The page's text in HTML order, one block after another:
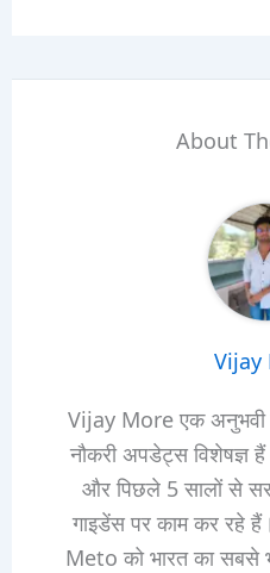
About
Vijay
Vijay More एक अनुभवी
नौकरी अपडेट्स विशेषज्ञ
और पिछले 5 सालों से
गाइडेंस पर काम कर रहे
Meto को भारत का